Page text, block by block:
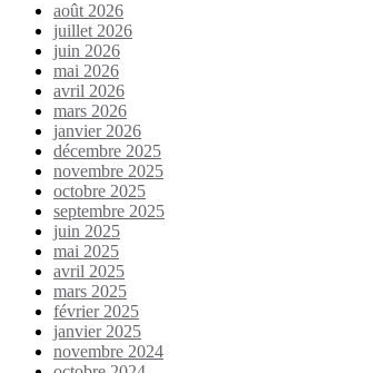
août 2026
juillet 2026
juin 2026
mai 2026
avril 2026
mars 2026
janvier 2026
décembre 2025
novembre 2025
octobre 2025
septembre 2025
juin 2025
mai 2025
avril 2025
mars 2025
février 2025
janvier 2025
novembre 2024